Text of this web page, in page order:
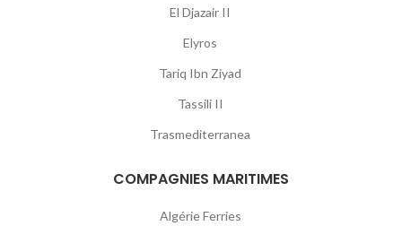
El Djazair II
Elyros
Tariq Ibn Ziyad
Tassili II
Trasmediterranea
COMPAGNIES MARITIMES
Algérie Ferries